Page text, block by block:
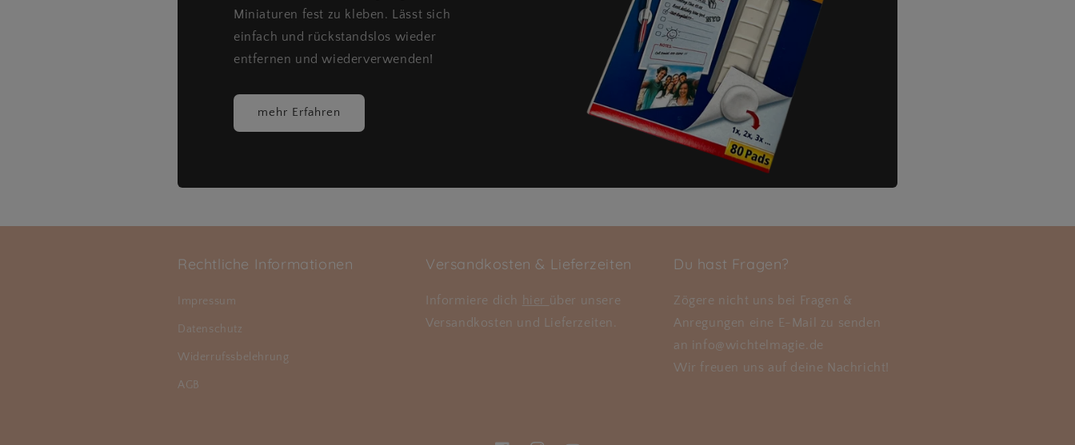
Miniaturen fest zu kleben. Lässt sich
einfach und rückstandslos wieder
entfernen und wiederverwenden!
mehr Erfahren
Rechtliche Informationen
Impressum
Datenschutz
Widerrufssbelehrung
AGB
Versandkosten & Lieferzeiten
Informiere dich hier über unsere
Versandkosten und Lieferzeiten.
Du hast Fragen?
Zögere nicht uns bei Fragen &
Anregungen eine E-Mail zu senden
an info@wichtelmagie.de
Wir freuen uns auf deine Nachricht!